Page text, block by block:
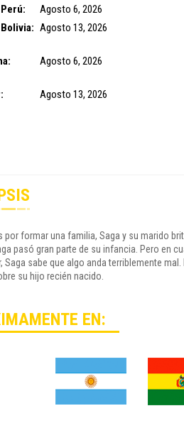
Agosto 6, 2026
Agosto 13, 2026
Agosto 6, 2026
Agosto 13, 2026
por formar una familia, Saga y su marido
pasó gran parte de su infancia. Pero en
Saga sabe que algo anda terriblemente
su hijo recién nacido.
EN: